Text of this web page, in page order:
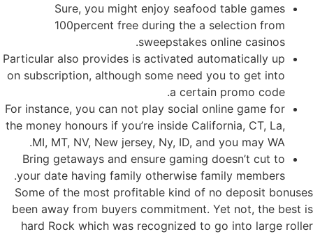
Sure, you might enjoy seafood table games
100percent free during the a selection from
sweepstakes online casinos.
Particular also provides is activated automatically up
on subscription, although some need you to get into
a certain promo code.
For instance, you can not play social online game for
the money honours if you’re inside California, CT, La,
MI, MT, NV, New jersey, Ny, ID, and you may WA.
Bring getaways and ensure gaming doesn’t cut to
your date having family otherwise family members.
Some of the most profitable kind of no deposit bonuses
been away from buyers commitment. Yet not, the best is
hard Rock which was recognized to go into large roller